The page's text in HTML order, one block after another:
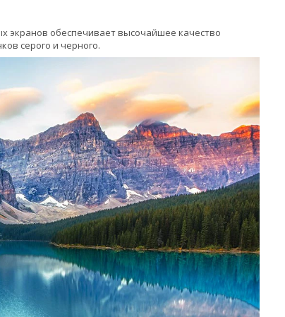
экранов обеспечивает высочайшее качество
серого и черного.